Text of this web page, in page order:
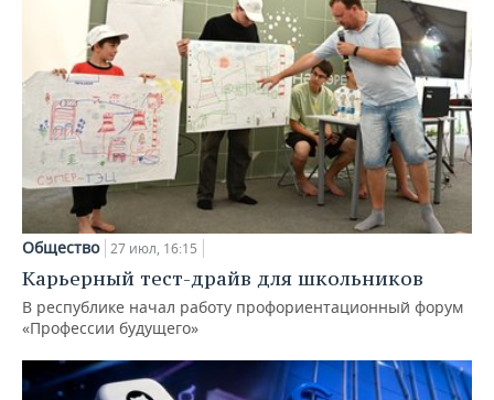
Общество 27 июл, 16:15
Карьерный тест-драйв для школьников
В республике начал работу профориентационный форум
«Профессии будущего»